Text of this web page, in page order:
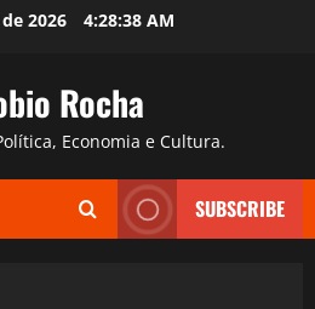
2026 4:28:39 AM
Rocha
Economia e Cultura.
SUBSCRIBE